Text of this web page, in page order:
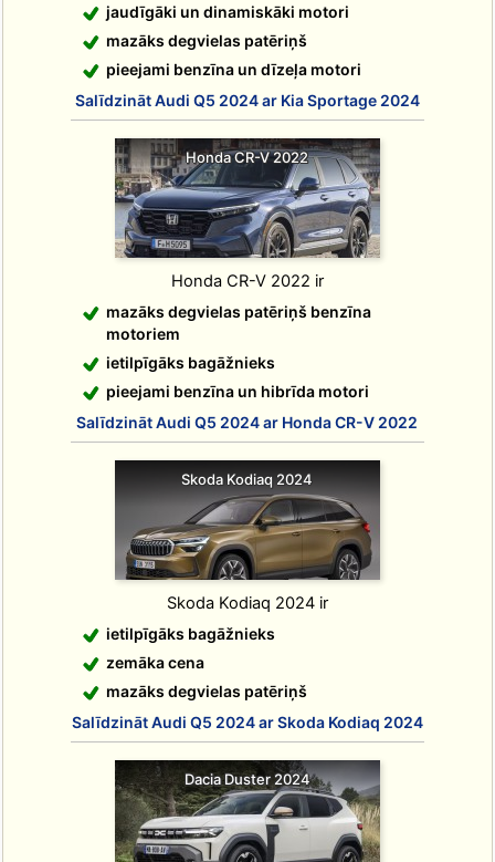
jaudīgāki un dinamiskāki motori
mazāks degvielas patēriņš
pieejami benzīna un dīzeļa motori
Salīdzināt Audi Q5 2024 ar Kia Sportage 2024
Honda CR-V 2022
Honda CR-V 2022 ir
mazāks degvielas patēriņš benzīna
motoriem
ietilpīgāks bagāžnieks
pieejami benzīna un hibrīda motori
Salīdzināt Audi Q5 2024 ar Honda CR-V 2022
Skoda Kodiaq 2024
Skoda Kodiaq 2024 ir
ietilpīgāks bagāžnieks
zemāka cena
mazāks degvielas patēriņš
Salīdzināt Audi Q5 2024 ar Skoda Kodiaq 2024
Dacia Duster 2024